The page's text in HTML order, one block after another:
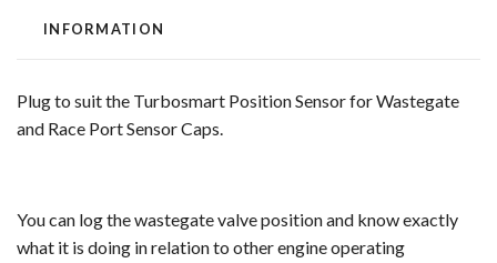
INFORMATION
Plug to suit the Turbosmart Position Sensor for Wastegate
and Race Port Sensor Caps.
You can log the wastegate valve position and know exactly
what it is doing in relation to other engine operating